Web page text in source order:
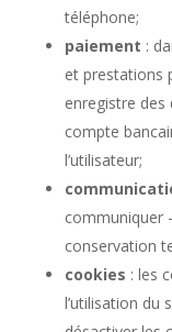
téléphone;
paiement :
et prestations
enregistre des
compte
l’utilisateur;
communiquer
conservation
cookies : les
l’utilisation du